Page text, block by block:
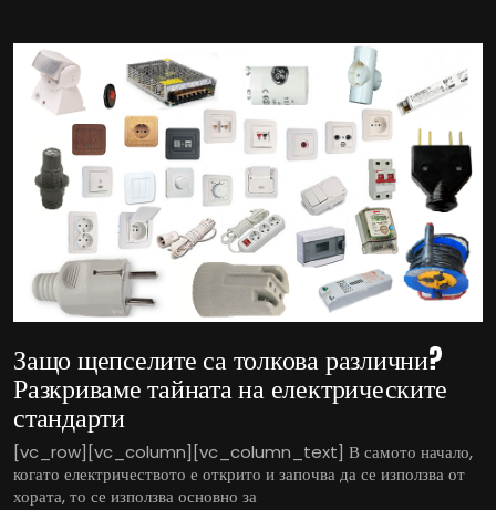
Защо щепселите са толкова различни?
Разкриваме тайната на електрическите
стандарти
[vc_row][vc_column][vc_column_text] В самото начало,
когато електричеството е открито и започва да се използва от
хората, то се използва основно за